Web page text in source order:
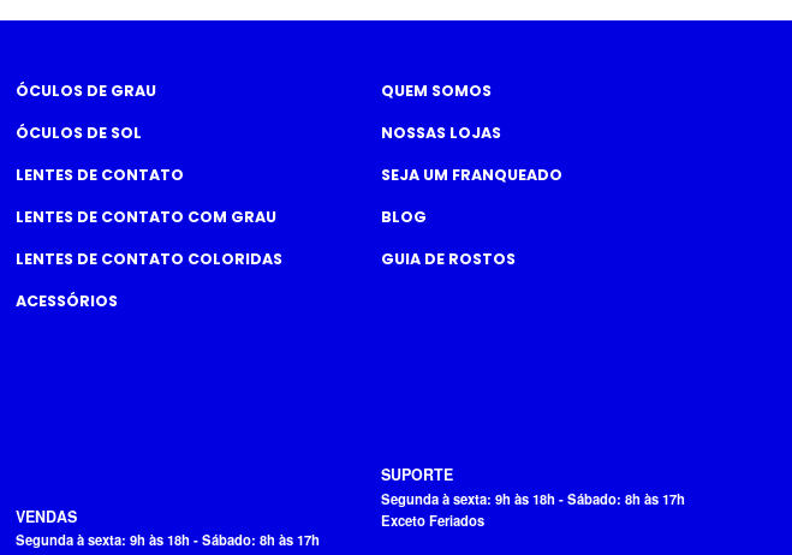
ÓCULOS DE GRAU
ÓCULOS DE SOL
LENTES DE CONTATO
LENTES DE CONTATO COM GRAU
LENTES DE CONTATO COLORIDAS
ACESSÓRIOS
VENDAS
Segunda à sexta: 9h às 18h - Sábado: 8h às 17h
QUEM SOMOS
NOSSAS LOJAS
SEJA UM FRANQUEADO
BLOG
GUIA DE ROSTOS
SUPORTE
Segunda à sexta: 9h às 18h - Sábado: 8h às 17h
Exceto Feriados